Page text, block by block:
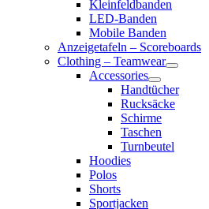
Kleinfeldbanden
LED-Banden
Mobile Banden
Anzeigetafeln – Scoreboards
Clothing – Teamwear
Accessories
Handtücher
Rucksäcke
Schirme
Taschen
Turnbeutel
Hoodies
Polos
Shorts
Sportjacken